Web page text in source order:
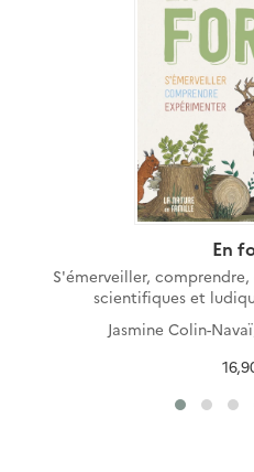
En
S'émerveiller,
scientifiques et
Jasmine Colin-Navaï